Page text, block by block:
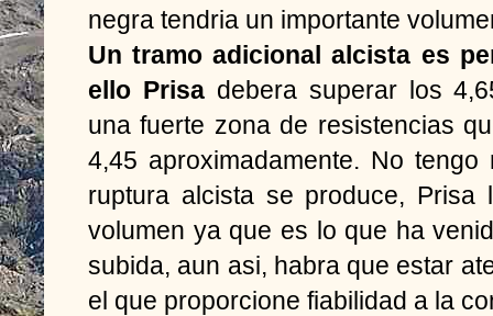
negra tendria un importante
Un tramo adicional alcista es
ello Prisadebera superar los
una fuerte zona de resistencias
4,45 aproximadamente. No
ruptura alcista se produce,
volumen ya que es lo que ha
subida, aun asi, habra que estar
el que proporcione fiabilidad a la